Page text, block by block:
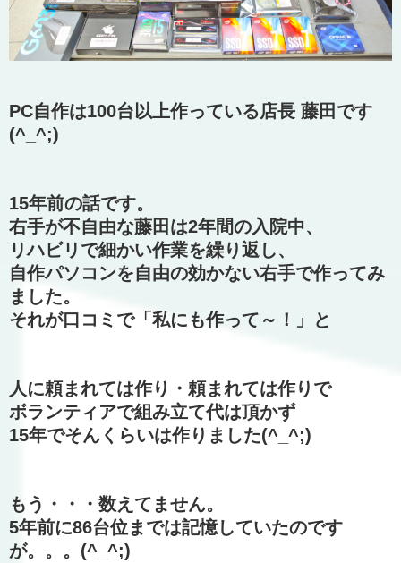
PC自作は100台以上作っている店長 藤田です
(^_^;)
15年前の話です。
右手が不自由な藤田は2年間の入院中、
リハビリで細かい作業を繰り返し、
自作パソコンを自由の効かない右手で作ってみ
ました。
それが口コミで「私にも作って～！」と
人に頼まれては作り・頼まれては作りで
ボランティアで組み立て代は頂かず
15年でそんくらいは作りました(^_^;)
もう・・・数えてません。
5年前に86台位までは記憶していたのです
が。。。(^_^;)